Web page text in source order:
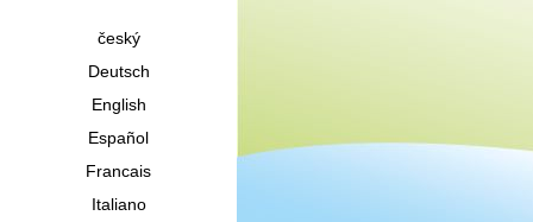
český
Deutsch
English
Español
Francais
Italiano